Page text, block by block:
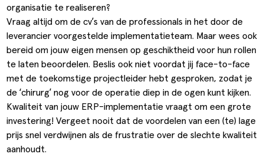
organisatie te realiseren?
Vraag altijd om de cv’s van de professionals in het door de
leverancier voorgestelde implementatieteam. Maar wees ook
bereid om jouw eigen mensen op geschiktheid voor hun rollen
te laten beoordelen. Beslis ook niet voordat jij face-to-face
met de toekomstige projectleider hebt gesproken, zodat je
de ‘chirurg’ nog voor de operatie diep in de ogen kunt kijken.
Kwaliteit van jouw ERP-implementatie vraagt om een grote
investering! Vergeet nooit dat de voordelen van een (te) lage
prijs snel verdwijnen als de frustratie over de slechte kwaliteit
aanhoudt.